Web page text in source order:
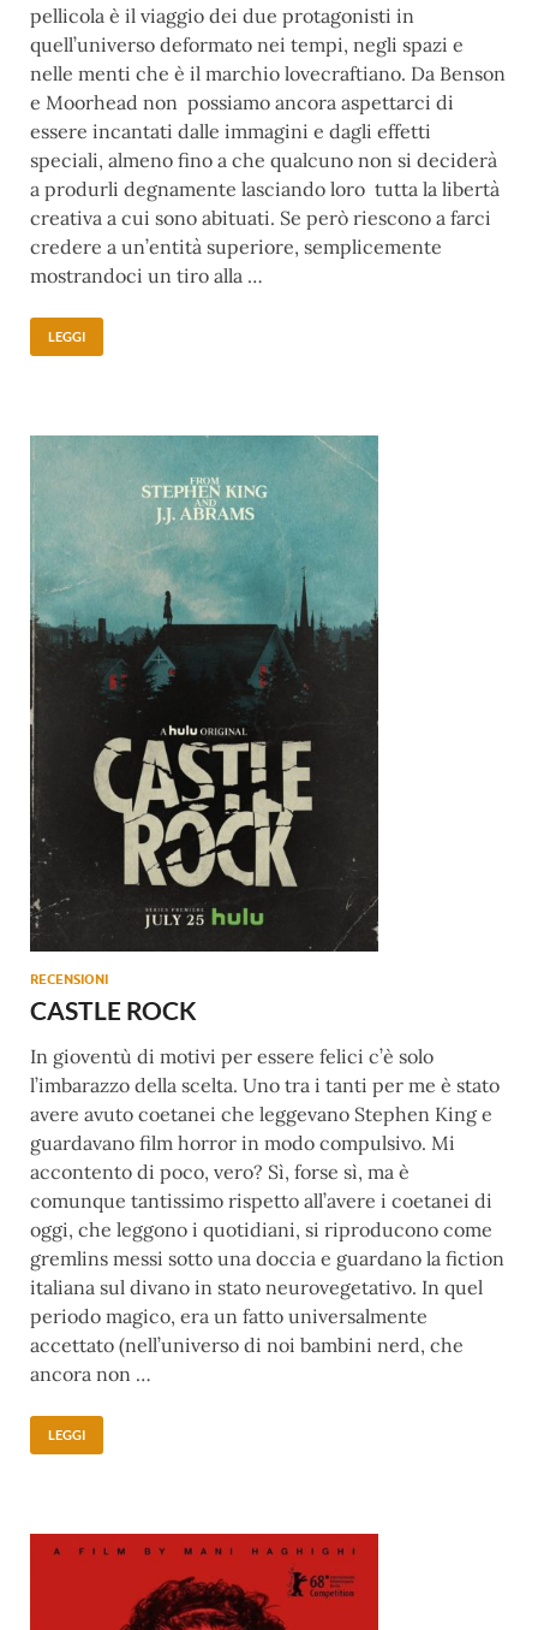
pellicola è il viaggio dei due protagonisti in
quell’universo deformato nei tempi, negli spazi e
nelle menti che è il marchio lovecraftiano. Da Benson
e Moorhead non possiamo ancora aspettarci di
essere incantati dalle immagini e dagli effetti
speciali, almeno fino a che qualcuno non si deciderà
a produrli degnamente lasciando loro tutta la libertà
creativa a cui sono abituati. Se però riescono a farci
credere a un’entità superiore, semplicemente
mostrandoci un tiro alla …
LEGGI
RECENSIONI
CASTLE ROCK
In gioventù di motivi per essere felici c’è solo
l’imbarazzo della scelta. Uno tra i tanti per me è stato
avere avuto coetanei che leggevano Stephen King e
guardavano film horror in modo compulsivo. Mi
accontento di poco, vero? Sì, forse sì, ma è
comunque tantissimo rispetto all’avere i coetanei di
oggi, che leggono i quotidiani, si riproducono come
gremlins messi sotto una doccia e guardano la fiction
italiana sul divano in stato neurovegetativo. In quel
periodo magico, era un fatto universalmente
accettato (nell’universo di noi bambini nerd, che
ancora non …
LEGGI